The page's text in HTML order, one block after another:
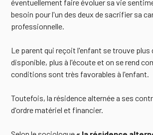
éventuellement faire évoluer sa vie
besoin pour l'un des deux de sacrifier sa
professionnelle.
Le parent qui reçoit l'enfant se trouve plus
disponible, plus à l'écoute et on se rend
conditions sont très favorables à l'enfant.
Toutefois, la résidence alternée a ses
d'ordre matériel et financier.